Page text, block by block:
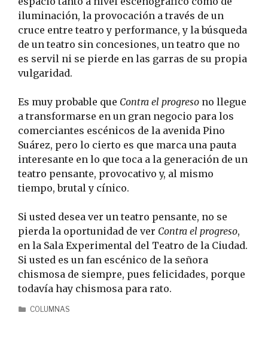
iluminación, la provocación a través de un
cruce entre teatro y performance, y la búsqueda
de un teatro sin concesiones, un teatro que no
es servil ni se pierde en las garras de su propia
vulgaridad.
Es muy probable que Contra el progreso no llegue
a transformarse en un gran negocio para los
comerciantes escénicos de la avenida Pino
Suárez, pero lo cierto es que marca una pauta
interesante en lo que toca a la generación de un
teatro pensante, provocativo y, al mismo
tiempo, brutal y cínico.
Si usted desea ver un teatro pensante, no se
pierda la oportunidad de ver Contra el progreso,
en la Sala Experimental del Teatro de la Ciudad.
Si usted es un fan escénico de la señora
chismosa de siempre, pues felicidades, porque
todavía hay chismosa para rato.
COLUMNAS